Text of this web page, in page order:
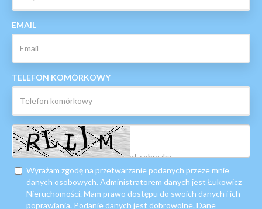
EMAIL
TELEFON KOMÓRKOWY
Wyrażam zgodę na przetwarzanie podanych przeze mnie
danych osobowych. Administratorem danych jest Łukowicz
Nieruchomości. Mam prawo dostępu do swoich danych i ich
poprawiania. Podanie danych jest dobrowolne. Dane